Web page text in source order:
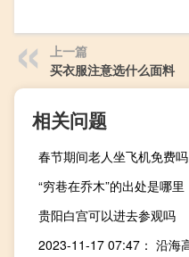
上一篇
买衣服注意选什么面料
相关问题
春节期间老人坐飞机免费吗
“穷巷在乔木”的出处是哪里
贵阳白宫可以进去参观吗